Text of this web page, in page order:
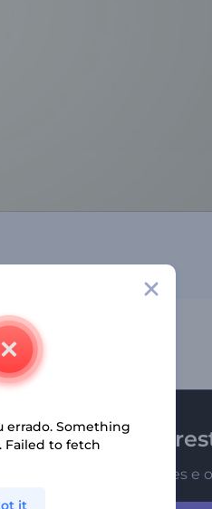
da
últimas novidades e
errado. Something
to fetch
it